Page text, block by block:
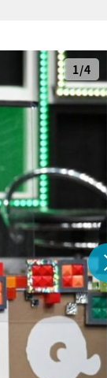
1/4
＝ラブ！げーみ
愛羅＆佐々木舞